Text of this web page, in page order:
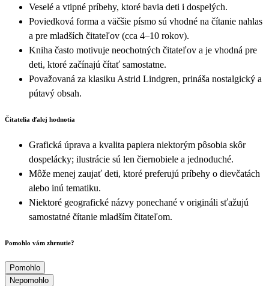
Veselé a vtipné príbehy, ktoré bavia deti i dospelých.
Poviedková forma a väčšie písmo sú vhodné na čítanie nahlas
a pre mladších čitateľov (cca 4–10 rokov).
Kniha často motivuje neochotných čitateľov a je vhodná pre
deti, ktoré začínajú čítať samostatne.
Považovaná za klasiku Astrid Lindgren, prináša nostalgický a
pútavý obsah.
Čitatelia ďalej hodnotia
Grafická úprava a kvalita papiera niektorým pôsobia skôr
dospelácky; ilustrácie sú len čiernobiele a jednoduché.
Môže menej zaujať deti, ktoré preferujú príbehy o dievčatách
alebo inú tematiku.
Niektoré geografické názvy ponechané v origináli sťažujú
samostatné čítanie mladším čitateľom.
Pomohlo vám zhrnutie?
Pomohlo
Nepomohlo